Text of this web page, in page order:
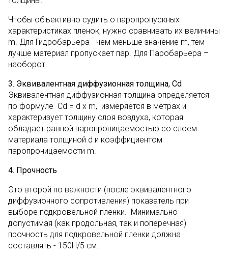
Чтобы объективно судить о паропропускных
характеристиках пленок, нужно сравнивать их величины
m. Для Гидробарьера - чем меньше значение m, тем
лучше материал пропускает пар. Для Паробарьера –
наоборот.
3. Эквивалентная диффузионная толщина, Cd
Эквивалентная диффузионная толщина определяется
по формуле Cd = d x m, измеряется в метрах и
характеризует толщину слоя воздуха, которая
обладает равной паропроницаемостью со слоем
материала толщиной d и коэффициентом
паропроницаемости m.
4. Прочность
Это второй по важности (после эквивалентного
диффузионного сопротивления) показатель при
выборе подкровельной пленки. Минимально
допустимая (как продольная, так и поперечная)
прочность для подкровельной пленки должна
составлять - 150Н/5 см.